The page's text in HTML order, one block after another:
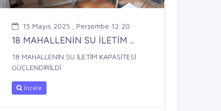
15 Mayıs 2025 , Perşembe 12:20
18 MAHALLENİN SU İLETİM ...
18 MAHALLENİN SU İLETİM KAPASİTESİ
GÜÇLENDİRİLDİ
İncele